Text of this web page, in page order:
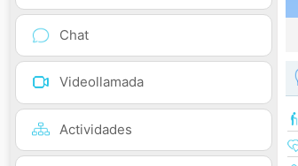
Chat
Videollamada
Actividades